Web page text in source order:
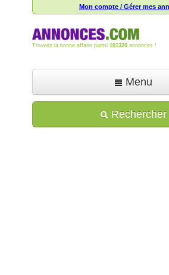
Mon compte / Gérer mes
Trouvez la bonne affaire parmi 101320 annonces !
Menu
Déposer une
Rechercher